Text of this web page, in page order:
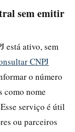
sem emitir
está ativo, sem
CNPJ
o número
como nome
serviço é útil
ou parceiros